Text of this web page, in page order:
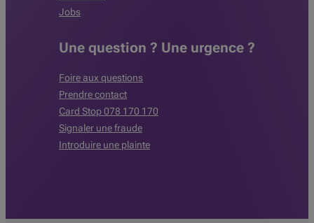
Jobs
Une question ? Une urgence ?
Foire aux questions
Prendre contact
Card Stop 078 170 170
Signaler une fraude
Introduire une plainte